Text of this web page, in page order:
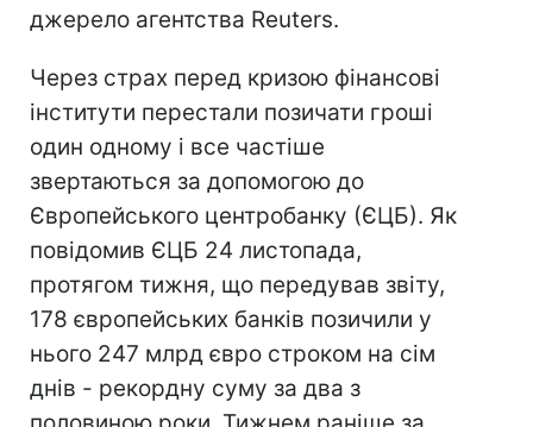
джерело агентства Reuters.
Через страх перед кризою фінансові
інститути перестали позичати гроші
один одному і все частіше
звертаються за допомогою до
Європейського центробанку (ЄЦБ). Як
повідомив ЄЦБ 24 листопада,
протягом тижня, що передував звіту,
178 європейських банків позичили у
нього 247 млрд євро строком на сім
днів - рекордну суму за два з